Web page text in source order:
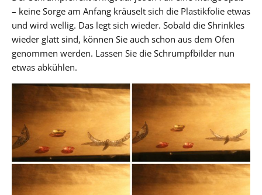
– keine Sorge am Anfang kräuselt sich die Plastikfolie etwas
und wird wellig. Das legt sich wieder. Sobald die Shrinkles
wieder glatt sind, können Sie auch schon aus dem Ofen
genommen werden. Lassen Sie die Schrumpfbilder nun
etwas abkühlen.